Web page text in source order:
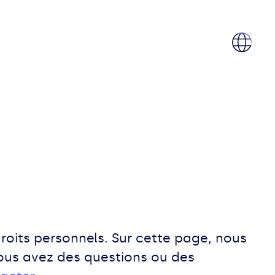
personnels. Sur cette page, nous
avez des questions ou des